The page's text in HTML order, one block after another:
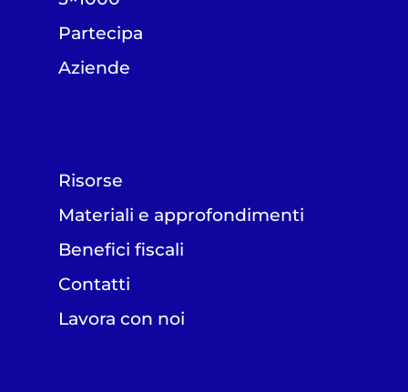
Partecipa
Aziende
Risorse
Materiali e approfondimenti
Benefici fiscali
Contatti
Lavora con noi